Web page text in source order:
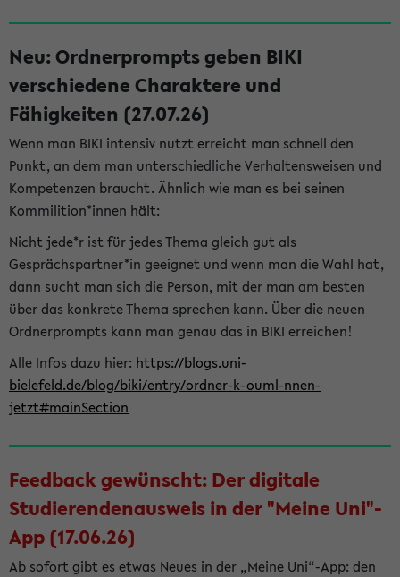
Neu: Ordnerprompts geben BIKI
verschiedene Charaktere und
Fähigkeiten (27.07.26)
Wenn man BIKI intensiv nutzt erreicht man schnell den
Punkt, an dem man unterschiedliche Verhaltensweisen und
Kompetenzen braucht. Ähnlich wie man es bei seinen
Kommilition*innen hält:
Nicht jede*r ist für jedes Thema gleich gut als
Gesprächspartner*in geeignet und wenn man die Wahl hat,
dann sucht man sich die Person, mit der man am besten
über das konkrete Thema sprechen kann. Über die neuen
Ordnerprompts kann man genau das in BIKI erreichen!
Alle Infos dazu hier: https://blogs.uni-
bielefeld.de/blog/biki/entry/ordner-k-ouml-nnen-
jetzt#mainSection
Feedback gewünscht: Der digitale
Studierendenausweis in der "Meine Uni"-
App (17.06.26)
Ab sofort gibt es etwas Neues in der „Meine Uni“-App: den